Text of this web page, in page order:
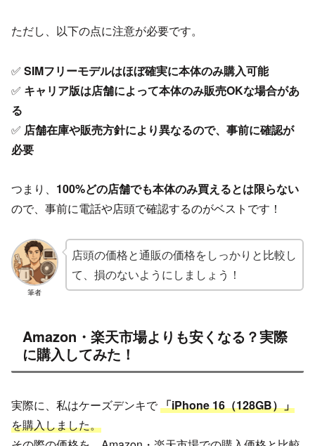
ただし、以下の点に注意が必要です。
✅ SIMフリーモデルはほぼ確実に本体のみ購入可能
✅ キャリア版は店舗によって本体のみ販売OKな場合があ
る
✅ 店舗在庫や販売方針により異なるので、事前に確認が
必要
つまり、 100%どの店舗でも本体のみ買えるとは限らない
ので、事前に電話や店頭で確認するのがベストです！
筆者
店頭の価格と通販の価格をしっかりと比較し
て、損のないようにしましょう！
Amazon・楽天市場よりも安くなる？実際
に購入してみた！
実際に、私はケーズデンキで「iPhone 16（128GB）」
を購入しました。